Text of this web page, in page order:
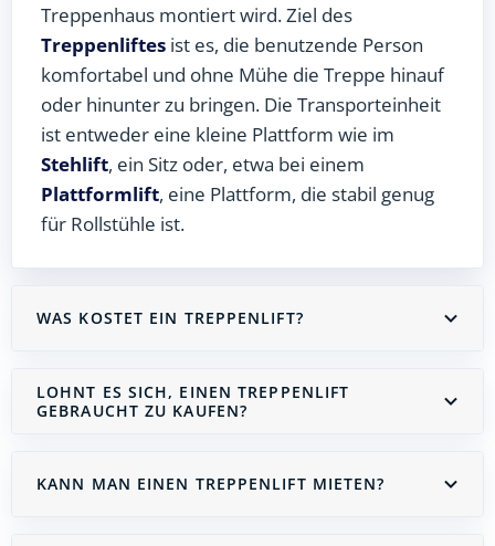
Treppenhaus montiert wird. Ziel des
Treppenliftes ist es, die benutzende Person
komfortabel und ohne Mühe die Treppe hinauf
oder hinunter zu bringen. Die Transporteinheit
ist entweder eine kleine Plattform wie im
Stehlift, ein Sitz oder, etwa bei einem
Plattformlift, eine Plattform, die stabil genug
für Rollstühle ist.
WAS KOSTET EIN TREPPENLIFT?
LOHNT ES SICH, EINEN TREPPENLIFT
GEBRAUCHT ZU KAUFEN?
KANN MAN EINEN TREPPENLIFT MIETEN?